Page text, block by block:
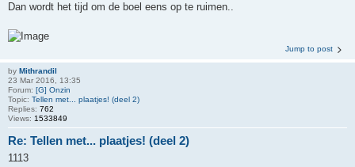
Dan wordt het tijd om de boel eens op te ruimen..
Jump to post
by Mithrandil
23 Mar 2016, 13:35
Forum: [G] Onzin
Topic: Tellen met... plaatjes! (deel 2)
Replies: 762
Views: 1533849
Re: Tellen met... plaatjes! (deel 2)
1113